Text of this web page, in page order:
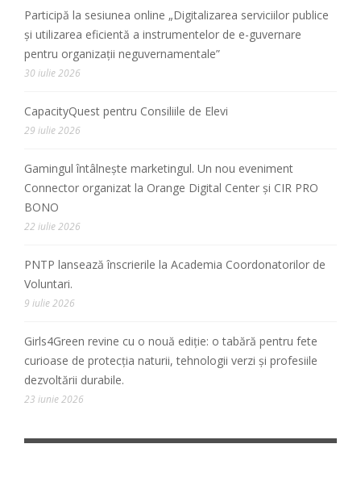
Participă la sesiunea online „Digitalizarea serviciilor publice
și utilizarea eficientă a instrumentelor de e-guvernare
pentru organizații neguvernamentale”
30 iulie 2026
CapacityQuest pentru Consiliile de Elevi
29 iulie 2026
Gamingul întâlnește marketingul. Un nou eveniment
Connector organizat la Orange Digital Center și CIR PRO
BONO
22 iulie 2026
PNTP lansează înscrierile la Academia Coordonatorilor de
Voluntari.
9 iulie 2026
Girls4Green revine cu o nouă ediție: o tabără pentru fete
curioase de protecția naturii, tehnologii verzi și profesiile
dezvoltării durabile.
23 iunie 2026